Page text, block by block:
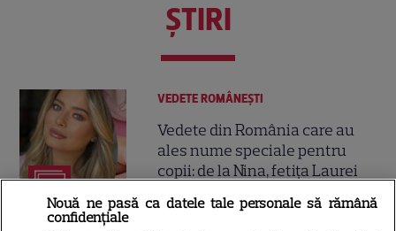
ŞTIRI
VEDETE ROMÂNEŞTI
Vedete din România care au
ales nume speciale pentru
copii: de la Nina, fetița Laurei
Josephine a Ginei Pistol
Nouă ne pasă ca datele tale personale să rămână
confidențiale